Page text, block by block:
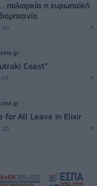
πολιορκία η ευρωπαϊκή
Coast”
for All Leave in Elixir